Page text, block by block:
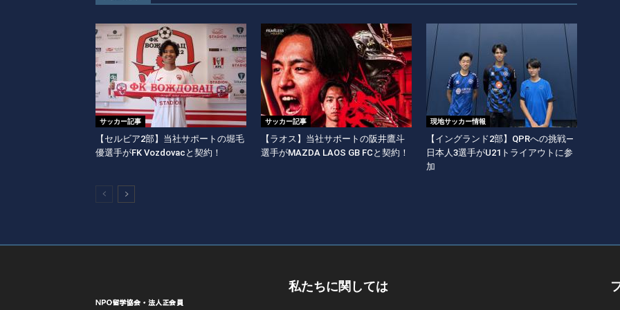
サッカー記事
【セルビア2部】当社サポートの堀毛
優選手がFK Vozdovacと契約！
サッカー記事
【ラオス】当社サポートの阪井鷹斗
選手がMAZDA LAOS GB FCと契約！
現地サッカー情報
【イングランド2部】QPRへの挑戦―
日本人3選手がU21トライアウトに参
加
私たちに関しては